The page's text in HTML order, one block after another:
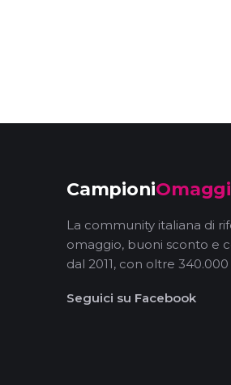
Campioni
La community italiana di
omaggio, buoni sconto e
dal 2011, con oltre
Seguici su Facebook